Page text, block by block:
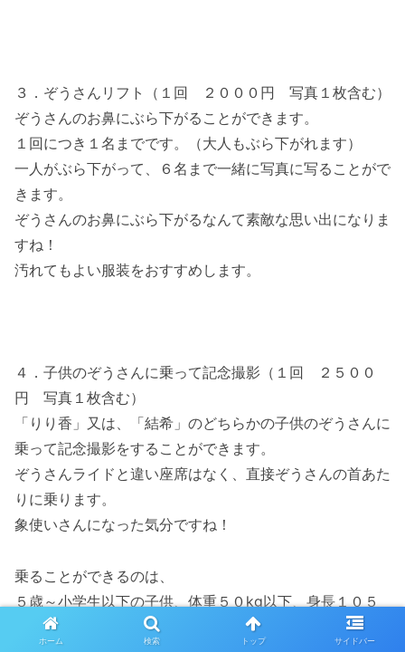
３．ぞうさんリフト（１回 ２０００円 写真１枚含む）
ぞうさんのお鼻にぶら下がることができます。
１回につき１名までです。（大人もぶら下がれます）
一人がぶら下がって、６名まで一緒に写真に写ることがで
きます。
ぞうさんのお鼻にぶら下がるなんて素敵な思い出になりま
すね！
汚れてもよい服装をおすすめします。
４．子供のぞうさんに乗って記念撮影（１回 ２５００
円 写真１枚含む）
「りり香」又は、「結希」のどちらかの子供のぞうさんに
乗って記念撮影をすることができます。
ぞうさんライドと違い座席はなく、直接ぞうさんの首あた
りに乗ります。
象使いさんになった気分ですね！
乗ることができるのは、
５歳～小学生以下の子供、体重５０kg以下、身長１０５
cm以上
ホーム 検索 トップ サイドバー